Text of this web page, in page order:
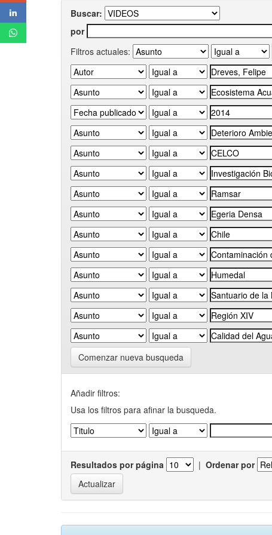
Buscar:
por
Filtros actuales:
Comenzar nueva busqueda
Añadir filtros:
Usa los filtros para afinar la busqueda.
Resultados por página | Ordenar por